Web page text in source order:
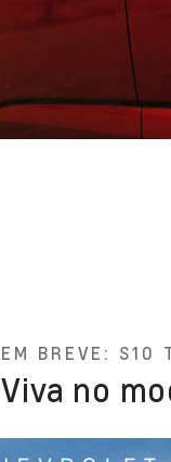
EM BREVE: S10
Viva no